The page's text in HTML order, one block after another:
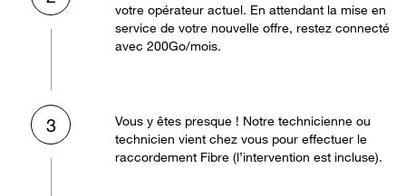
votre opérateur actuel. En attendant la mise en
service de votre nouvelle offre, restez connecté
avec 200Go/mois.
3
Vous y êtes presque ! Notre technicienne ou
technicien vient chez vous pour effectuer le
raccordement Fibre (l’intervention est incluse).